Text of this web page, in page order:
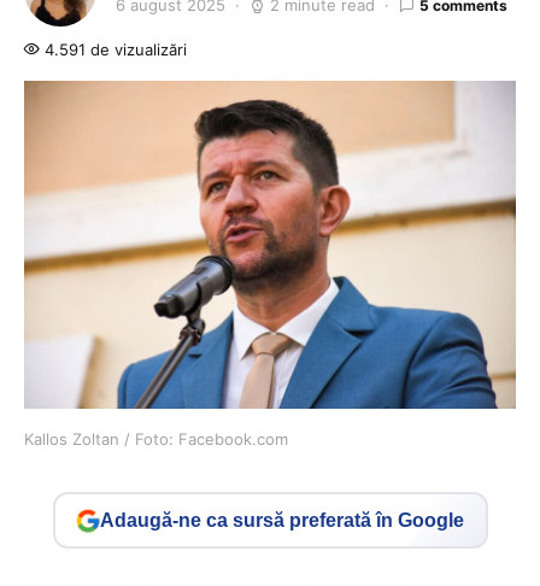
6 august 2025 2 minute read 5 comments
4.591 de vizualizări
Kallos Zoltan / Foto: Facebook.com
Adaugă-ne ca sursă preferată în Google